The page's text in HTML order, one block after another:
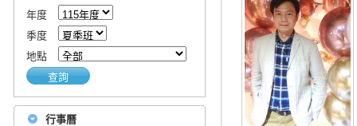
年度
季度
地點
查詢
行事曆